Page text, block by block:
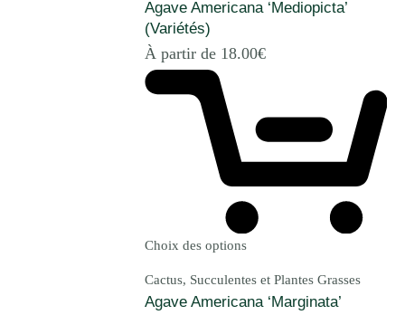
Agave Americana ‘Mediopicta’
(Variétés)
À partir de 18.00€
Choix des options
Cactus, Succulentes et Plantes Grasses
Agave Americana ‘Marginata’